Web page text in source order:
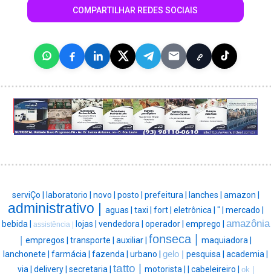
COMPARTILHAR REDES SOCIAIS
serviÇo | laboratorio | novo | posto | prefeitura | lanches | amazon |
administrativo | aguas | taxi | fort | eletrônica | " | mercado |
bebida |
assistência | lojas | vendedora | operador | emprego | amazônia
| empregos | transporte | auxiliar | fonseca |
maquiadora |
lanchonete | farmácia | fazenda | urbano | gelo | pesquisa | academia |
via | delivery | secretaria | tatto | motorista | cabeleireiro | ok |